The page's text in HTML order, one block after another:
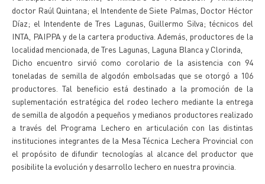
doctor Raúl Quintana; el Intendente de Siete Palmas, Doctor Héctor
Díaz; el Intendente de Tres Lagunas, Guillermo Silva; técnicos del
INTA, PAIPPA y de la cartera productiva. Además, productores de la
localidad mencionada, de Tres Lagunas, Laguna Blanca y Clorinda,
Dicho encuentro sirvió como corolario de la asistencia con 94
toneladas de semilla de algodón embolsadas que se otorgó a 106
productores. Tal beneficio está destinado a la promoción de la
suplementación estratégica del rodeo lechero mediante la entrega
de semilla de algodón a pequeños y medianos productores realizado
a través del Programa Lechero en articulación con las distintas
instituciones integrantes de la Mesa Técnica Lechera Provincial con
el propósito de difundir tecnologías al alcance del productor que
posibilite la evolución y desarrollo lechero en nuestra provincia.